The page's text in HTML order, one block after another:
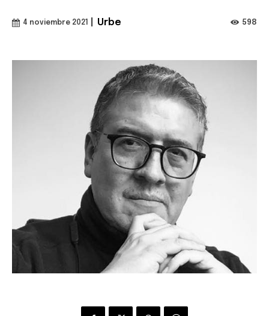
4 noviembre 2021 Urbe 598